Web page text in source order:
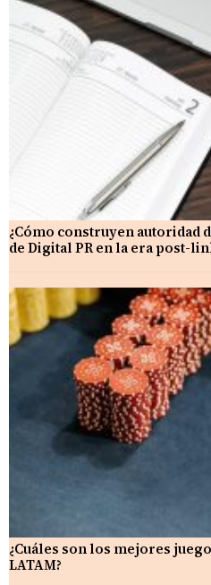
¿Cómo construyen autoridad
de Digital PR en la era post-
¿Cuáles son los mejores
LATAM?